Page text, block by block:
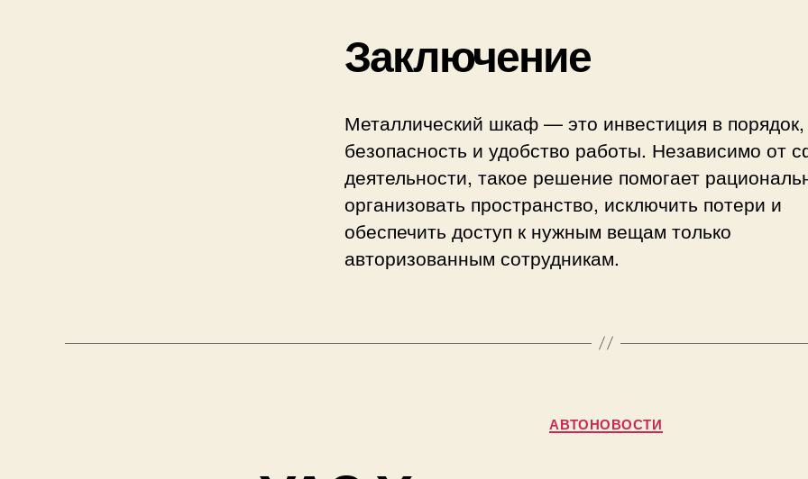
Заключение
Металлический шкаф — это инвестиция в порядок,
безопасность и удобство работы. Независимо от
деятельности, такое решение помогает
организовать пространство, исключить потери и
обеспечить доступ к нужным вещам только
авторизованным сотрудникам.
Рубрики
АВТОНОВОСТИ